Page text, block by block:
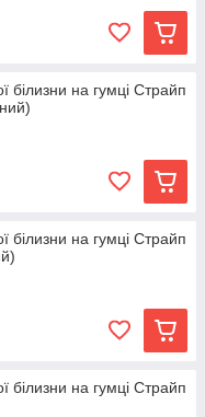
білизни на гумці Страйп
білизни на гумці Страйп
білизни на гумці Страйп